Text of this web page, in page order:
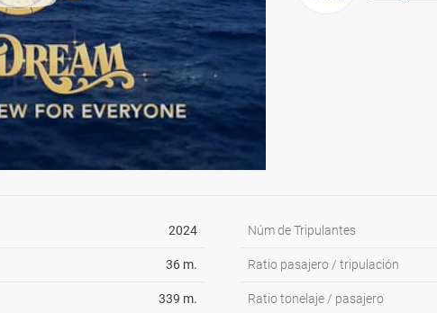
2024
36 m.
339 m.
Núm de Tripulantes
Ratio pasajero / tripulación
Ratio tonelaje / pasajero